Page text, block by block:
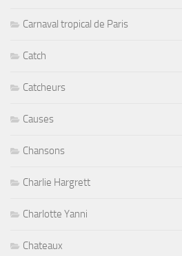
Carnaval tropical de Paris
Catch
Catcheurs
Causes
Chansons
Charlie Hargrett
Charlotte Yanni
Chateaux